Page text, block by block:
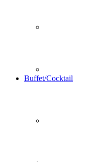
Buffet/Cocktail